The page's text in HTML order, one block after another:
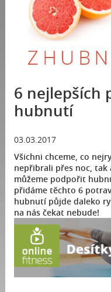
6 nejlepších
hubnutí
03.03.2017
Všichni chceme, co
nepřibrali přes noc, tak
můžeme podpořit
přidáme těchto 6
hubnutí půjde daleko
na nás čekat nebude!